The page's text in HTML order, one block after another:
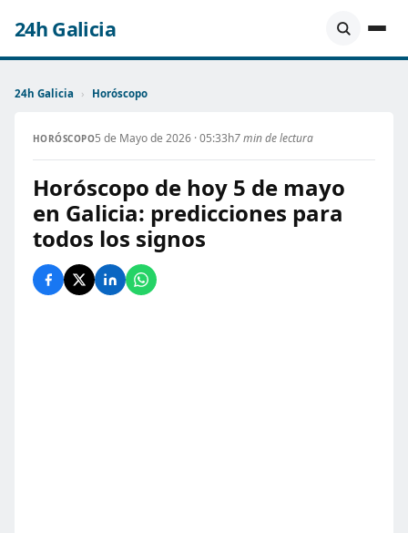
24h Galicia
24h Galicia › Horóscopo
HORÓSCOPO5 de Mayo de 2026 · 05:33h7 min de lectura
Horóscopo de hoy 5 de mayo
en Galicia: predicciones para
todos los signos